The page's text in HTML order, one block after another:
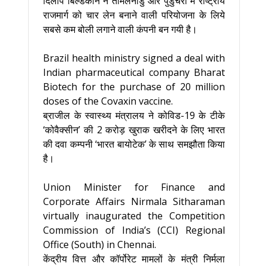
राजमार्ग को चार लेन बनाने वाली परियोजना के लिये
सबसे कम बोली लगाने वाली कंपनी बन गयी है।
Brazil health ministry signed a deal with
Indian pharmaceutical company Bharat
Biotech for the purchase of 20 million
doses of the Covaxin vaccine.
ब्राजील के स्वास्थ्य मंत्रालय ने कोविड-19 के टीके
‘कोवैक्सीन’ की 2 करोड़ खुराक खरीदने के लिए भारत
की दवा कम्पनी ‘भारत बायोटेक’ के साथ समझौता किया
है।
Union Minister for Finance and
Corporate Affairs Nirmala Sitharaman
virtually inaugurated the Competition
Commission of India’s (CCI) Regional
Office (South) in Chennai.
केंद्रीय वित्त और कॉर्पोरेट मामलों के मंत्री निर्मला